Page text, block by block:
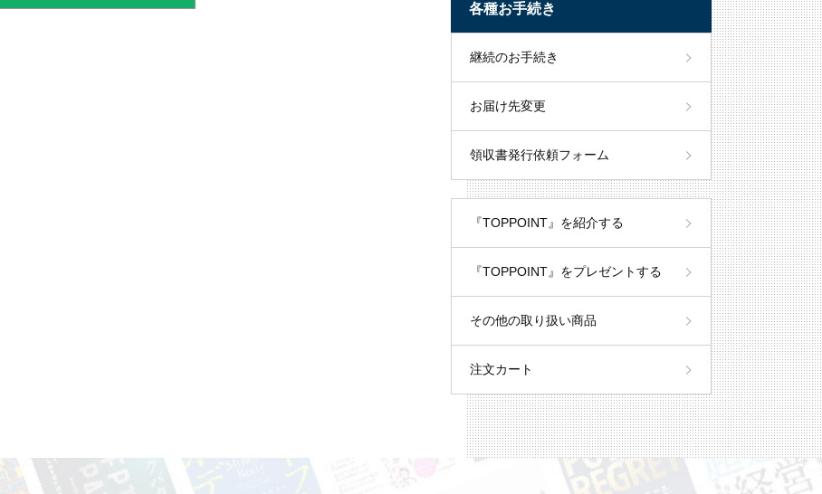
各種お手続き
継続のお手続き
お届け先変更
領収書発行依頼フォーム
『TOPPOINT』を紹介する
『TOPPOINT』をプレゼントする
その他の取り扱い商品
注文カート